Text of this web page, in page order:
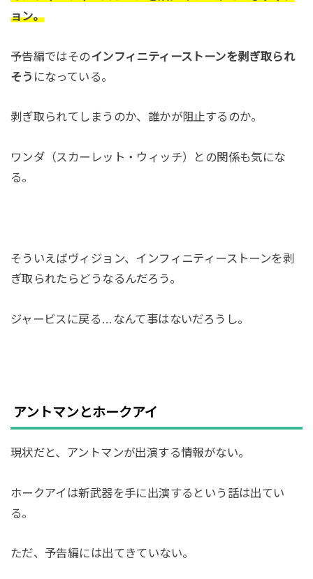
ョン。
予告編ではそのインフィニティーストーンを剥ぎ取られ
そう になっている。
剥ぎ取られてしまうのか、誰かが阻止するのか。
ワンダ（スカーレット・ウィッチ）との関係も気にな
る。
そういえばヴィジョン、インフィニティーストーンを剥
ぎ取られたらどうなるんだろう。
ジャービスに戻る…なんて事はないだろうし。
アントマンとホークアイ
現状だと、アントマンが出演する情報がない。
ホークアイは新武器を手に出演するという話は出てい
る。
ただ、予告編には出てきていない。